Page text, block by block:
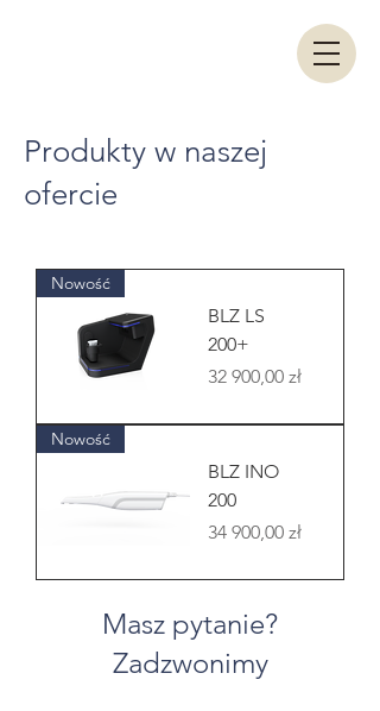
Produkty w naszej
ofercie
Nowość
BLZ LS
200+
Cena
32 900,00 zł
Nowość
BLZ INO
200
Cena
34 900,00 zł
Masz pytanie?
Zadzwonimy